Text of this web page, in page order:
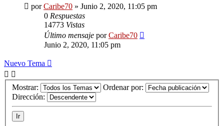
porCaribe70 » Junio 2, 2020, 11:05 pm
0 Respuestas
14773 Vistas
Último mensaje porCaribe70
Junio 2, 2020, 11:05 pm
Nuevo Tema
Mostrar:
Ordenar por:
Dirección: